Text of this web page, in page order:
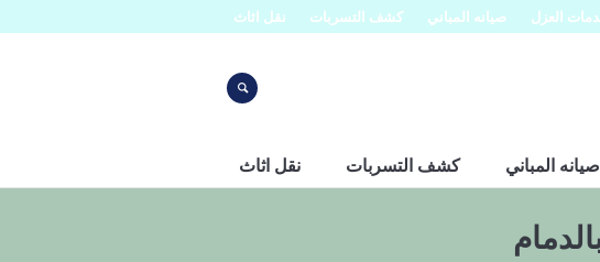
العزل صيانه المباني كشف التسربات نقل اثاث
صيانه المباني كشف التسربات نقل اثاث